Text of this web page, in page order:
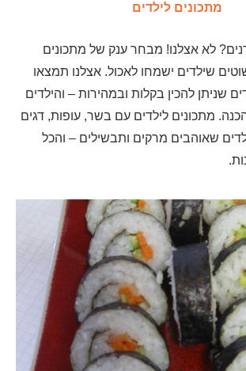
מתכונים לילדים
לא אצלנו! מבחר ענק של מתכונים
שילדים ישמחו לאכול. אצלנו תמצאו
שניתן להכין בקלות ובמהירות – והילדים
מתכונים לילדים עם בשר, עופות, דגים
שאוהבים מרקים ותבשילים – והכל